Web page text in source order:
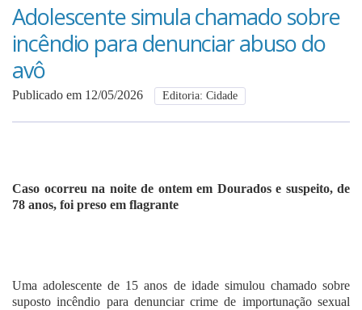
Anuncie
Anuncie
Adolescente simula chamado sobre
incêndio para denunciar abuso do
avô
Publicado em 12/05/2026 Editoria: Cidade
Caso ocorreu na noite de ontem em Dourados e suspeito, de
78 anos, foi preso em flagrante
Uma adolescente de 15 anos de idade simulou chamado sobre
suposto incêndio para denunciar crime de importunação sexual